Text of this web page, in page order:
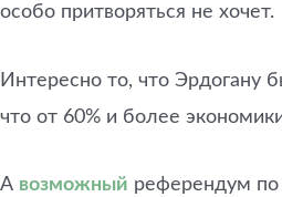
особо притворяться не хочет.
Интересно то, что Эрдогану
что от 60% и более
А возможный референдум по